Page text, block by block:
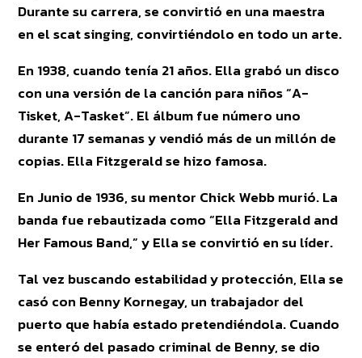
Durante su carrera, se convirtió en una maestra
en el scat singing, convirtiéndolo en todo un arte.
En 1938, cuando tenía 21 años. Ella grabó un disco
con una versión de la canción para niños “A-
Tisket, A-Tasket”. El álbum fue número uno
durante 17 semanas y vendió más de un millón de
copias. Ella Fitzgerald se hizo famosa.
En Junio de 1936, su mentor Chick Webb murió. La
banda fue rebautizada como “Ella Fitzgerald and
Her Famous Band,” y Ella se convirtió en su líder.
Tal vez buscando estabilidad y protección, Ella se
casó con Benny Kornegay, un trabajador del
puerto que había estado pretendiéndola. Cuando
se enteró del pasado criminal de Benny, se dio